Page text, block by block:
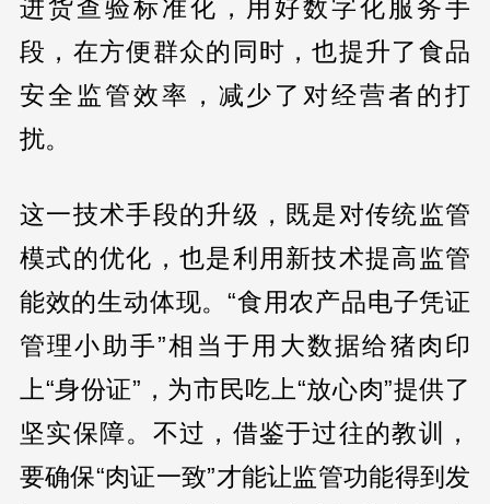
进货查验标准化，用好数字化服务手
段，在方便群众的同时，也提升了食品
安全监管效率，减少了对经营者的打
扰。
这一技术手段的升级，既是对传统监管
模式的优化，也是利用新技术提高监管
能效的生动体现。“食用农产品电子凭证
管理小助手”相当于用大数据给猪肉印
上“身份证”，为市民吃上“放心肉”提供了
坚实保障。不过，借鉴于过往的教训，
要确保“肉证一致”才能让监管功能得到发